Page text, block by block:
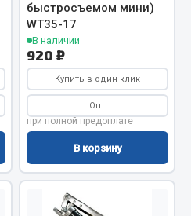
быстросъемом мини)
WT35-17
В наличии
920 ₽
Купить в один клик
Опт
при полной предоплате
В корзину